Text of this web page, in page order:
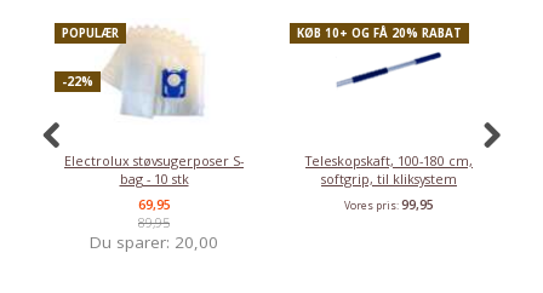
POPULÆR
-22%
Electrolux støvsugerposer S-
bag - 10 stk
69,95
89,95
Du sparer: 20,00
KØB 10+ OG FÅ 20% RABAT
Teleskopskaft, 100-180 cm,
softgrip, til kliksystem
Vores pris:99,95
Priser fra kun 29,95